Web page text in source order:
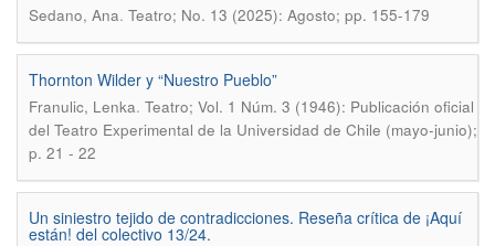
Sedano, Ana. Teatro; No. 13 (2025): Agosto; pp. 155-179
Thornton Wilder y “Nuestro Pueblo”
Franulic, Lenka. Teatro; Vol. 1 Núm. 3 (1946): Publicación oficial
del Teatro Experimental de la Universidad de Chile (mayo-junio);
p. 21 - 22
Un siniestro tejido de contradicciones. Reseña crítica de ¡Aquí
están! del colectivo 13/24.